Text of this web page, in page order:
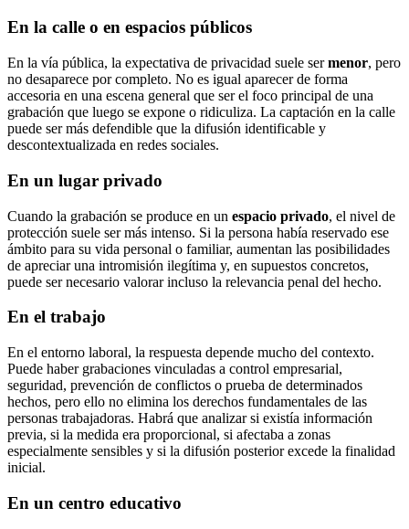
En la calle o en espacios públicos
En la vía pública, la expectativa de privacidad suele sermenor, pero
no desaparece por completo. No es igual aparecer de forma
accesoria en una escena general que ser el foco principal de una
grabación que luego se expone o ridiculiza. La captación en la calle
puede ser más defendible que la difusión identificable y
descontextualizada en redes sociales.
En un lugar privado
Cuando la grabación se produce en un espacio privado, el nivel de
protección suele ser más intenso. Si la persona había reservado ese
ámbito para su vida personal o familiar, aumentan las posibilidades
de apreciar una intromisión ilegítima y, en supuestos concretos,
puede ser necesario valorar incluso la relevancia penal del hecho.
En el trabajo
En el entorno laboral, la respuesta depende mucho del contexto.
Puede haber grabaciones vinculadas a control empresarial,
seguridad, prevención de conflictos o prueba de determinados
hechos, pero ello no elimina los derechos fundamentales de las
personas trabajadoras. Habrá que analizar si existía información
previa, si la medida era proporcional, si afectaba a zonas
especialmente sensibles y si la difusión posterior excede la finalidad
inicial.
En un centro educativo